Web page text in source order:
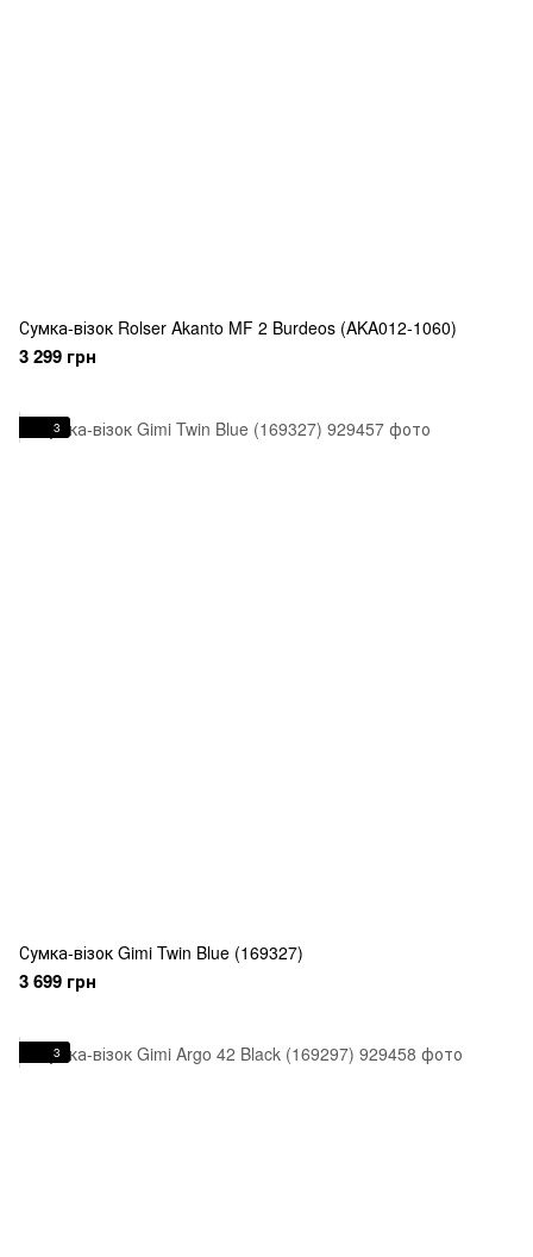
Сумка-візок Rolser Akanto MF 2 Burdeos (AKA012-1060)
3 299 грн
3
Сумка-візок Gimi Twin Blue (169327)
3 699 грн
3